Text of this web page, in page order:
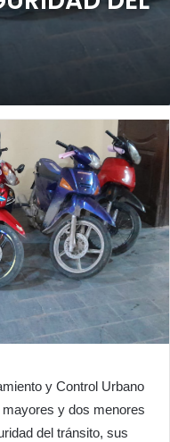
y Control Urbano
y dos menores
del tránsito, sus